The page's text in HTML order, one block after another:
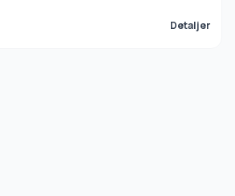
Detaljer